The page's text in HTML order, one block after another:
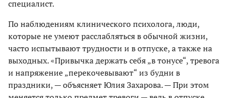
специалист.
По наблюдениям клинического психолога, люди,
которые не умеют расслабляться в обычной жизни,
часто испытывают трудности и в отпуске, а также на
выходных. «Привычка держать себя „в тонусе“, тревога
и напряжение „перекочевывают“ из будни в
праздники, — объясняет Юлия Захарова. — При этом